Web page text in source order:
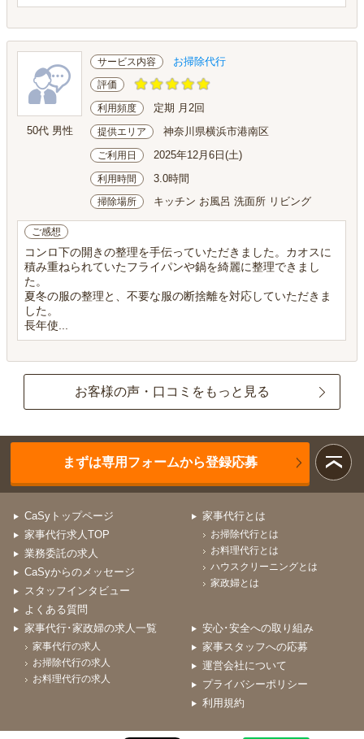
50代 男性
サービス内容 お掃除代行
評価
利用頻度 定期 月2回
提供エリア 神奈川県横浜市港南区
ご利用日 2025年12月6日(土)
利用時間 3.0時間
掃除場所 キッチン お風呂 洗面所 リビング
ご感想
コンロ下の開きの整理を手伝っていただきました。カオスに
積み重ねられていたフライパンや鍋を綺麗に整理できまし
た。
夏冬の服の整理と、不要な服の断捨離を対応していただきま
した。
長年使...
お客様の声・口コミをもっと見る
まずは専用フォームから登録応募
CaSyトップページ
家事代行求人TOP
業務委託の求人
CaSyからのメッセージ
スタッフインタビュー
よくある質問
家事代行とは
お掃除代行とは
お料理代行とは
ハウスクリーニングとは
家政婦とは
家事代行･家政婦の求人一覧
家事代行の求人
お掃除代行の求人
お料理代行の求人
安心･安全への取り組み
家事スタッフへの応募
運営会社について
プライバシーポリシー
利用規約